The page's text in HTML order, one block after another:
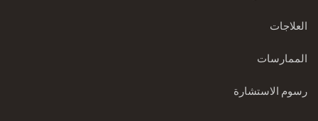
العلاجات
الممارسات
رسوم الاستشارة